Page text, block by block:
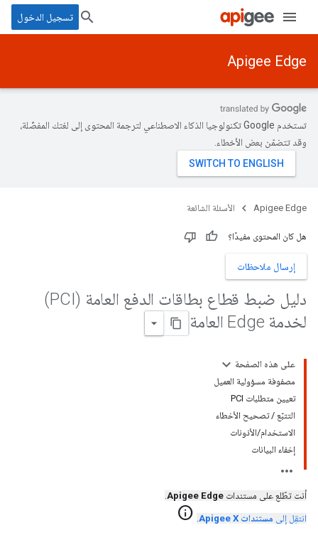
تسجيل الدخول
Apigee Edge
تستخدم Google تكنولوجيا الذكاء الاصطناعي لترجمة المحتوى إلى لغتك المفضّلة،
وقد تتضمّن بعض الأخطاء.
Apigee Edge الأسئلة الشائعة
هل كان المحتوى مفيدًا؟
إرسال ملاحظات
دليل ضبط قطاع بطاقات الدفع العامة (PCI)
لخدمة Edge العامة
على هذه الصفحة
مصفوفة مسؤولية العميل
تعيين متطلبات PCI
التتبّع / تصحيح الأخطاء
الاستخدام/الأذونات
إخفاء البيانات
أنت تطّلع على مستندات Apigee Edge
.
انتقِل إلى مستندات Apigee X .
info